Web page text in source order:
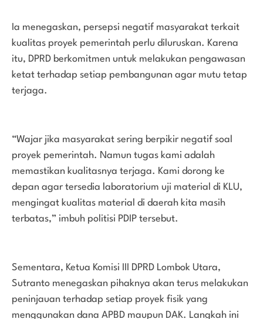
Ia menegaskan, persepsi negatif masyarakat terkait
kualitas proyek pemerintah perlu diluruskan. Karena
itu, DPRD berkomitmen untuk melakukan pengawasan
ketat terhadap setiap pembangunan agar mutu tetap
terjaga.
“Wajar jika masyarakat sering berpikir negatif soal
proyek pemerintah. Namun tugas kami adalah
memastikan kualitasnya terjaga. Kami dorong ke
depan agar tersedia laboratorium uji material di KLU,
mengingat kualitas material di daerah kita masih
terbatas,” imbuh politisi PDIP tersebut.
Sementara, Ketua Komisi III DPRD Lombok Utara,
Sutranto menegaskan pihaknya akan terus melakukan
peninjauan terhadap setiap proyek fisik yang
menggunakan dana APBD maupun DAK. Langkah ini